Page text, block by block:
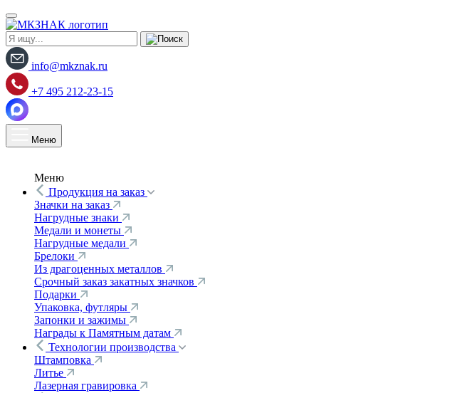
info@mkznak.ru
+7 495 212-23-15
Меню
Меню
Продукция на заказ
Значки на заказ
Нагрудные знаки
Медали и монеты
Нагрудные медали
Брелоки
Из драгоценных металлов
Срочный заказ закатных значков
Подарки
Упаковка, футляры
Запонки и зажимы
Награды к Памятным датам
Технологии производства
Штамповка
Литье
Лазерная гравировка